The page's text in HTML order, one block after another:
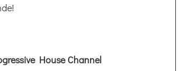
House Channel